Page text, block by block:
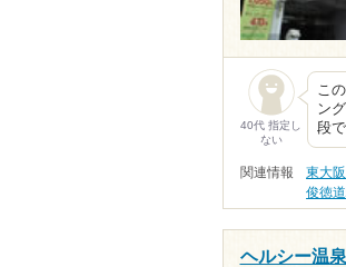
40代 指定し
ない
こ
ン
段
関連情報 東大
俊徳
ヘルシー温